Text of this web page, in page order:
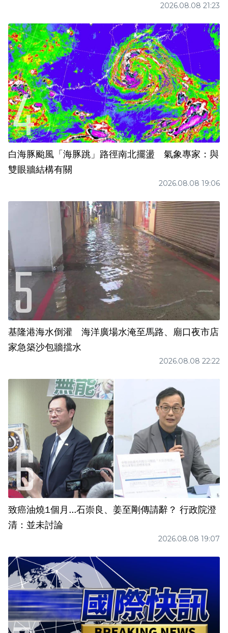
2026.08.08 21:23
白海豚颱風「海豚跳」路徑南北擺盪 氣象專家：與
雙眼牆結構有關
2026.08.08 19:06
基隆港海水倒灌 海洋廣場水淹至馬路、廟口夜市店
家急築沙包牆擋水
2026.08.08 22:22
致癌油燒1個月...石崇良、姜至剛傳請辭？ 行政院澄
清：並未討論
2026.08.08 19:07